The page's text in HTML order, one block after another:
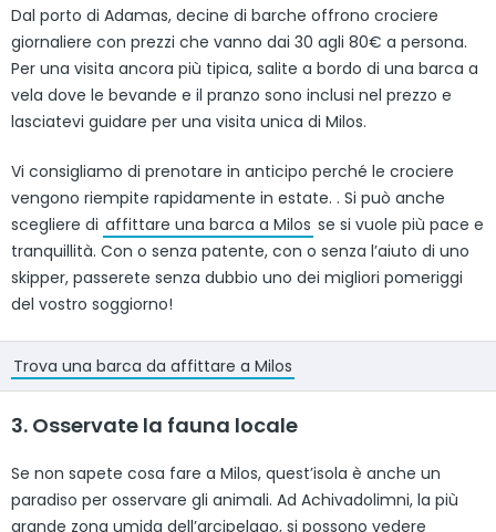
Dal porto di Adamas, decine di barche offrono crociere
giornaliere con prezzi che vanno dai 30 agli 80€ a persona.
Per una visita ancora più tipica, salite a bordo di una barca a
vela dove le bevande e il pranzo sono inclusi nel prezzo e
lasciatevi guidare per una visita unica di Milos.
Vi consigliamo di prenotare in anticipo perché le crociere
vengono riempite rapidamente in estate. . Si può anche
scegliere di affittare una barca a Milos se si vuole più pace e
tranquillità. Con o senza patente, con o senza l’aiuto di uno
skipper, passerete senza dubbio uno dei migliori pomeriggi
del vostro soggiorno!
Trova una barca da affittare a Milos
3. Osservate la fauna locale
Se non sapete cosa fare a Milos, quest’isola è anche un
paradiso per osservare gli animali. Ad Achivadolimni, la più
grande zona umida dell’arcipelago, si possono vedere